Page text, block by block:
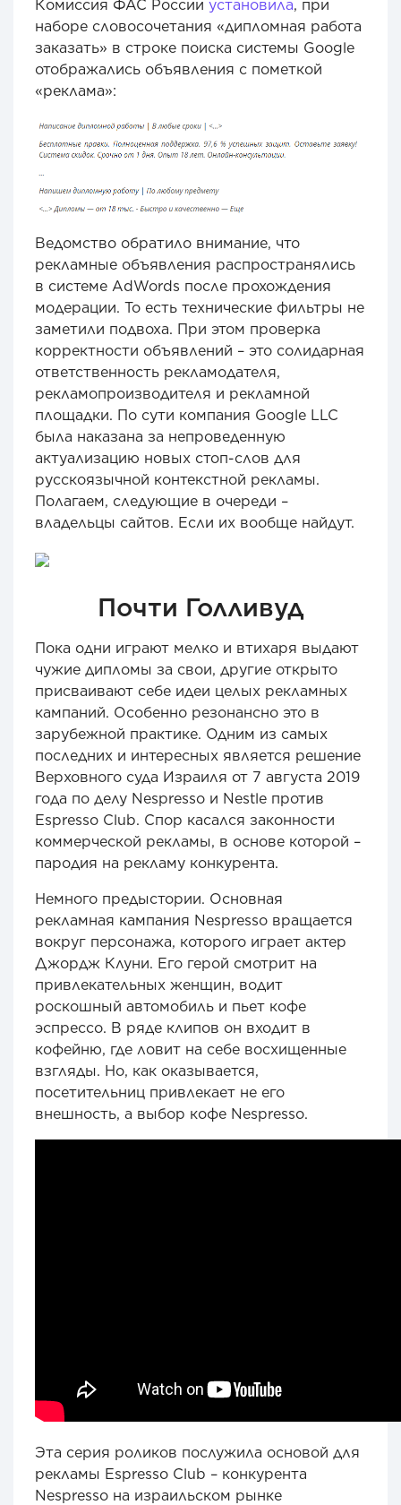
Комиссия ФАС России установила, при
наборе словосочетания «дипломная работа
заказать» в строке поиска системы Google
отображались объявления с пометкой
«реклама»:
Ведомство обратило внимание, что
рекламные объявления распространялись
в системе AdWords после прохождения
модерации. То есть технические фильтры не
заметили подвоха. При этом проверка
корректности объявлений – это солидарная
ответственность рекламодателя,
рекламопроизводителя и рекламной
площадки. По сути компания Google LLC
была наказана за непроведенную
актуализацию новых стоп-слов для
русскоязычной контекстной рекламы.
Полагаем, следующие в очереди –
владельцы сайтов. Если их вообще найдут.
Почти Голливуд
Пока одни играют мелко и втихаря выдают
чужие дипломы за свои, другие открыто
присваивают себе идеи целых рекламных
кампаний. Особенно резонансно это в
зарубежной практике. Одним из самых
последних и интересных является решение
Верховного суда Израиля от 7 августа 2019
года по делу Nespresso и Nestle против
Espresso Club. Спор касался законности
коммерческой рекламы, в основе которой –
пародия на рекламу конкурента.
Немного предыстории. Основная
рекламная кампания Nespresso вращается
вокруг персонажа, которого играет актер
Джордж Клуни. Его герой смотрит на
привлекательных женщин, водит
роскошный автомобиль и пьет кофе
эспрессо. В ряде клипов он входит в
кофейню, где ловит на себе восхищенные
взгляды. Но, как оказывается,
посетительниц привлекает не его
внешность, а выбор кофе Nespresso.
Эта серия роликов послужила основой для
рекламы Espresso Club – конкурента
Nespresso на израильском рынке